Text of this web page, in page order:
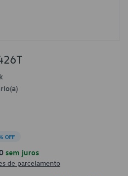
OFF
sem juros
de parcelamento